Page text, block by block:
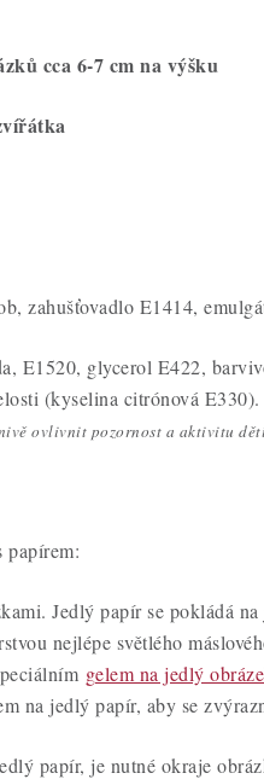
cca 6-7 cm na výšku
zahušťovadlo E1414,
E1520, glycerol E422,
(kyselina citrónová E330).
ovlivnit pozornost a aktivitu
papírem:
Jedlý papír se pokládá
nejlépe světlého
gelem na jedlý
na jedlý papír, aby se
papír, je nutné okraje